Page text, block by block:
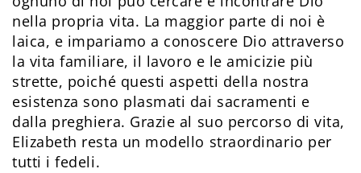
nella propria vita. La maggior parte di noi è
laica, e impariamo a conoscere Dio attraverso
la vita familiare, il lavoro e le amicizie più
strette, poiché questi aspetti della nostra
esistenza sono plasmati dai sacramenti e
dalla preghiera. Grazie al suo percorso di vita,
Elizabeth resta un modello straordinario per
tutti i fedeli.